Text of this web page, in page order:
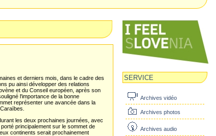
SERVICE
Archives vidéo
Archives photos
Archives audio
et derniers mois, dans le cadre des
pu ainsi développer des relations
et du Conseil européen, après son
l'importance de la bonne
représenter une avancée dans la
les deux prochaines journées, avec
principalement sur le sommet de
continents serait prochainement